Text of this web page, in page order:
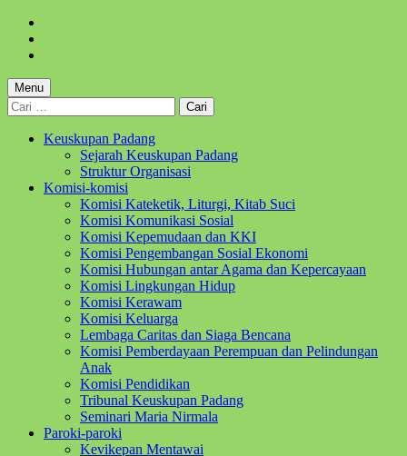
content
footer
Menu
Cari
untuk:
Keuskupan Padang
Sejarah Keuskupan Padang
Struktur Organisasi
Komisi-komisi
Komisi Kateketik, Liturgi, Kitab Suci
Komisi Komunikasi Sosial
Komisi Kepemudaan dan KKI
Komisi Pengembangan Sosial Ekonomi
Komisi Hubungan antar Agama dan Kepercayaan
Komisi Lingkungan Hidup
Komisi Kerawam
Komisi Keluarga
Lembaga Caritas dan Siaga Bencana
Komisi Pemberdayaan Perempuan dan Pelindungan
Anak
Komisi Pendidikan
Tribunal Keuskupan Padang
Seminari Maria Nirmala
Paroki-paroki
Kevikepan Mentawai